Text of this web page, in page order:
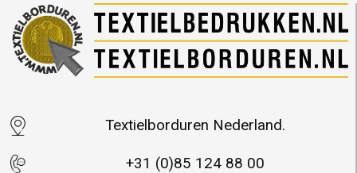
Textielborduren Nederland.
+31 (0)85 124 88 00